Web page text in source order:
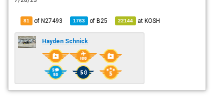
81 of N27493 1763 ofB25 22144 atKOSH
Hayden Schnick